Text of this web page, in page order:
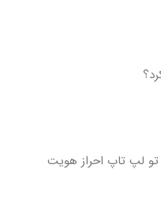
لپ تاپ احراز هویت